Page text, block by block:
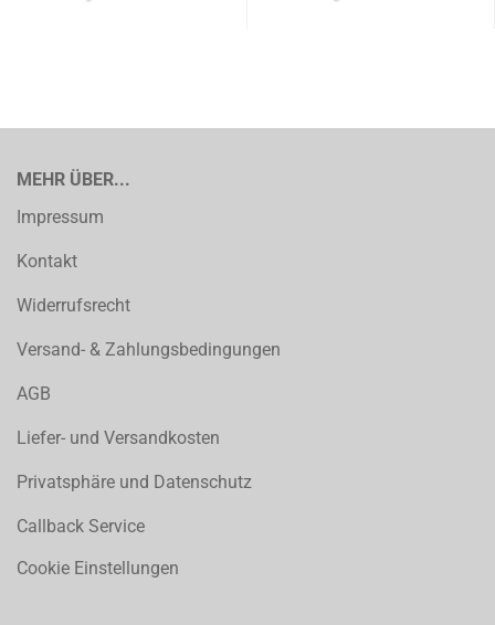
MEHR ÜBER...
Impressum
Kontakt
Widerrufsrecht
Versand- & Zahlungsbedingungen
AGB
Liefer- und Versandkosten
Privatsphäre und Datenschutz
Callback Service
Cookie Einstellungen